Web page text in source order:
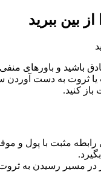
بین ببرید
باشید و باورهای
ثروت به دست آوردن
باز کنید.
مثبت با پول و
در مسیر رسیدن به